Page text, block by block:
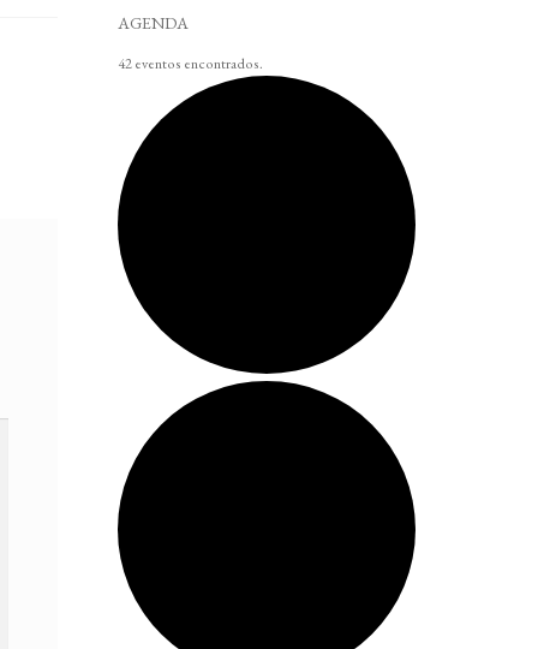
AGENDA
42 eventos encontrados.